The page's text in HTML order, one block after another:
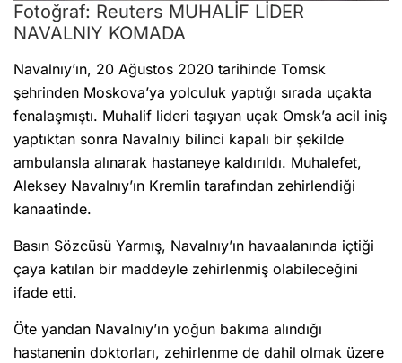
Fotoğraf: Reuters MUHALİF LİDER
NAVALNIY KOMADA
Navalnıy’ın, 20 Ağustos 2020 tarihinde Tomsk
şehrinden Moskova’ya yolculuk yaptığı sırada uçakta
fenalaşmıştı. Muhalif lideri taşıyan uçak Omsk’a acil iniş
yaptıktan sonra Navalnıy bilinci kapalı bir şekilde
ambulansla alınarak hastaneye kaldırıldı. Muhalefet,
Aleksey Navalnıy’ın Kremlin tarafından zehirlendiği
kanaatinde.
Basın Sözcüsü Yarmış, Navalnıy’ın havaalanında içtiği
çaya katılan bir maddeyle zehirlenmiş olabileceğini
ifade etti.
Öte yandan Navalnıy’ın yoğun bakıma alındığı
hastanenin doktorları, zehirlenme de dahil olmak üzere